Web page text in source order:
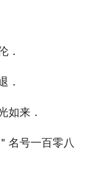
．
．
如来．
名号一百零八